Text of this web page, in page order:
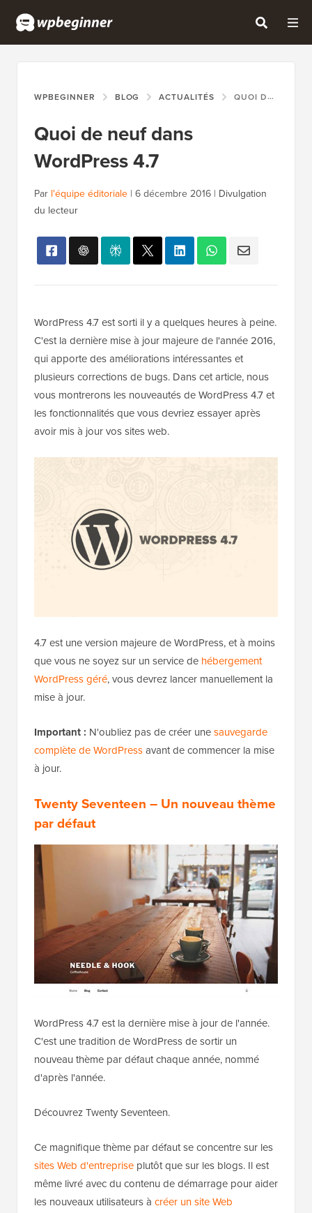
WPBEGINNER BLOG ACTUALITÉS QUOI DE NEUF DANS WORDPRESS 4.7
Quoi de neuf dans
WordPress 4.7
Par l'équipe éditoriale | 6 décembre 2016 | Divulgation
du lecteur
WordPress 4.7 est sorti il y a quelques heures à peine.
C'est la dernière mise à jour majeure de l'année 2016,
qui apporte des améliorations intéressantes et
plusieurs corrections de bugs. Dans cet article, nous
vous montrerons les nouveautés de WordPress 4.7 et
les fonctionnalités que vous devriez essayer après
avoir mis à jour vos sites web.
4.7 est une version majeure de WordPress, et à moins
que vous ne soyez sur un service de hébergement
WordPress géré, vous devrez lancer manuellement la
mise à jour.
Important : N'oubliez pas de créer unesauvegarde
complète de WordPressavant de commencer la mise
à jour.
Twenty Seventeen – Un nouveau thème
par défaut
WordPress 4.7 est la dernière mise à jour de l'année.
C'est une tradition de WordPress de sortir un
nouveau thème par défaut chaque année, nommé
d'après l'année.
Découvrez Twenty Seventeen.
Ce magnifique thème par défaut se concentre sur les
sites Web d'entreprise plutôt que sur les blogs. Il est
même livré avec du contenu de démarrage pour aider
les nouveaux utilisateurs à créer un site Web